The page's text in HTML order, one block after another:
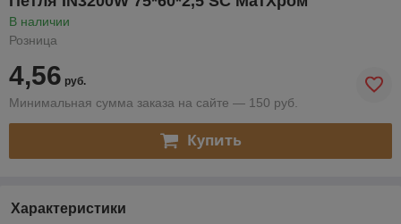
В наличии
Розница
4,56 руб.
Минимальная сумма заказа на сайте — 150 руб.
Купить
Характеристики